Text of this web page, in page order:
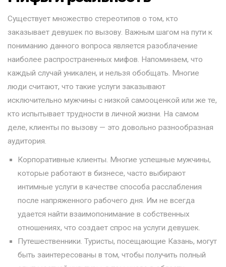
Существует множество стереотипов о том, кто
заказывает девушек по вызову. Важным шагом на пути к
пониманию данного вопроса является разоблачение
наиболее распространенных мифов. Напоминаем, что
каждый случай уникален, и нельзя обобщать. Многие
люди считают, что такие услуги заказывают
исключительно мужчины с низкой самооценкой или же те,
кто испытывает трудности в личной жизни. На самом
деле, клиенты по вызову — это довольно разнообразная
аудитория.
Корпоративные клиенты. Многие успешные мужчины,
которые работают в бизнесе, часто выбирают
интимные услуги в качестве способа расслабления
после напряженного рабочего дня. Им не всегда
удается найти взаимопонимание в собственных
отношениях, что создает спрос на услуги девушек.
Путешественники. Туристы, посещающие Казань, могут
быть заинтересованы в том, чтобы получить полный